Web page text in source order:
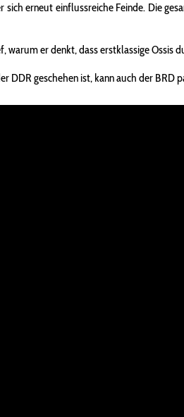
erneut einflussreiche Feinde. Die
warum er denkt, dass erstklassige
DDR geschehen ist, kann auch der BRD